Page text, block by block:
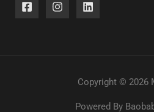
Copyright © 2026
Powered By